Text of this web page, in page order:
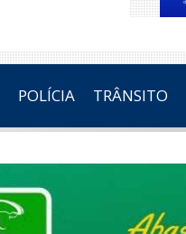
POLÍCIA TRÂNSITO